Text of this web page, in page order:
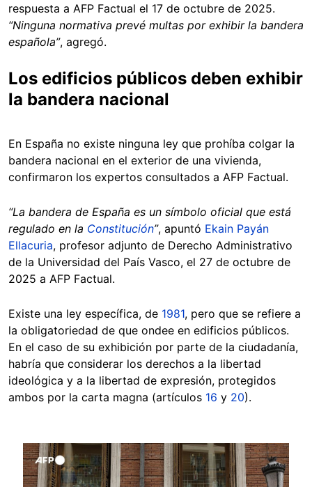
respuesta a AFP Factual el 17 de octubre de 2025.
“Ninguna normativa prevé multas por exhibir la bandera
española”, agregó.
Los edificios públicos deben exhibir
la bandera nacional
En España no existe ninguna ley que prohíba colgar la
bandera nacional en el exterior de una vivienda,
confirmaron los expertos consultados a AFP Factual.
“La bandera de España es un símbolo oficial que está
regulado en la Constitución”, apuntó Ekain Payán
Ellacuria, profesor adjunto de Derecho Administrativo
de la Universidad del País Vasco, el 27 de octubre de
2025 a AFP Factual.
Existe una ley específica, de 1981, pero que se refiere a
la obligatoriedad de que ondee en edificios públicos.
En el caso de su exhibición por parte de la ciudadanía,
habría que considerar los derechos a la libertad
ideológica y a la libertad de expresión, protegidos
ambos por la carta magna (artículos 16 y 20).
Image